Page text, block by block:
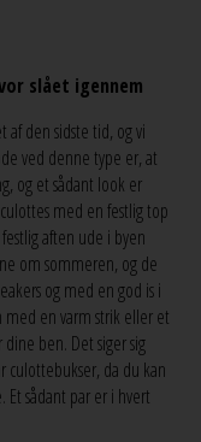
slået igennem
den sidste tid, og vi
ved denne type er, at
og et sådant look er
med en festlig top
aften ude i byen
om sommeren, og de
og med en god is i
en varm strik eller et
ben. Det siger sig
culottebukser, da du kan
sådant par er i hvert